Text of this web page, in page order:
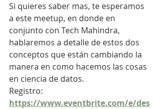
Si quieres saber mas, te esperamos
a este meetup, en donde en
conjunto con Tech Mahindra,
hablaremos a detalle de estos dos
conceptos que están cambiando la
manera en como hacemos las cosas
en ciencia de datos.
Registro:
https://www.eventbrite.com/e/des